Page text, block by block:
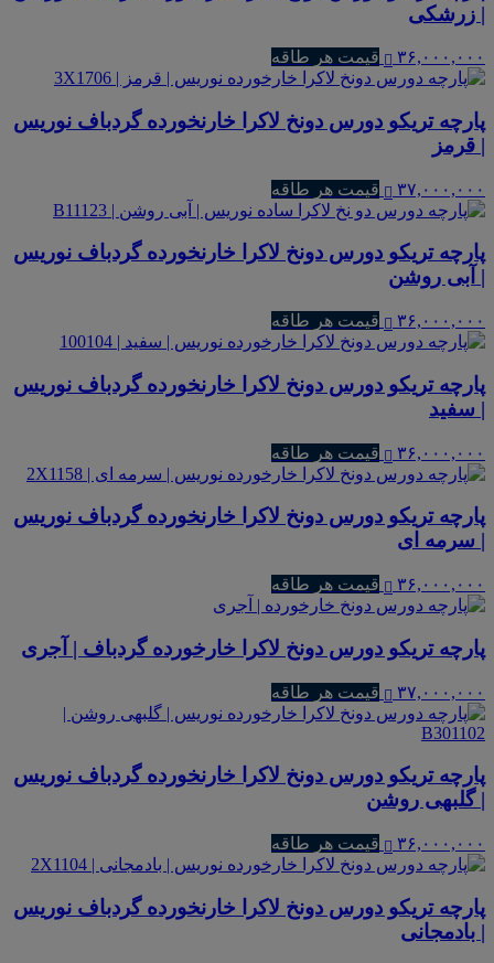
| زرشکی
۳۶,۰۰۰,۰۰۰ قیمت هر طاقه
پارچه تریکو دورس دونخ لاکرا خارنخورده گردباف نوریس
| قرمز
۳۷,۰۰۰,۰۰۰ قیمت هر طاقه
پارچه تریکو دورس دونخ لاکرا خارنخورده گردباف نوریس
| آبی روشن
۳۶,۰۰۰,۰۰۰ قیمت هر طاقه
پارچه تریکو دورس دونخ لاکرا خارنخورده گردباف نوریس
| سفید
۳۶,۰۰۰,۰۰۰ قیمت هر طاقه
پارچه تریکو دورس دونخ لاکرا خارنخورده گردباف نوریس
| سرمه ای
۳۶,۰۰۰,۰۰۰ قیمت هر طاقه
پارچه تریکو دورس دونخ لاکرا خارخورده گردباف | آجری
۳۷,۰۰۰,۰۰۰ قیمت هر طاقه
پارچه تریکو دورس دونخ لاکرا خارنخورده گردباف نوریس
| گلبهی روشن
۳۶,۰۰۰,۰۰۰ قیمت هر طاقه
پارچه تریکو دورس دونخ لاکرا خارنخورده گردباف نوریس
| بادمجانی